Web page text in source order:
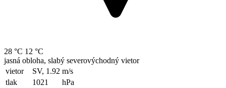
28 °C 12 °C
jasná obloha, slabý severovýchodný vietor
vietor
SV, 1.92 m/s
tlak
1021
hPa